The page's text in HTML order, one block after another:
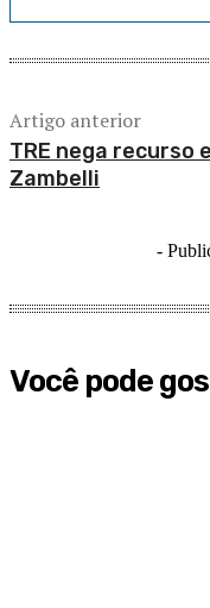
Artigo anterior
TRE nega recurso
Zambelli
-
Você pode